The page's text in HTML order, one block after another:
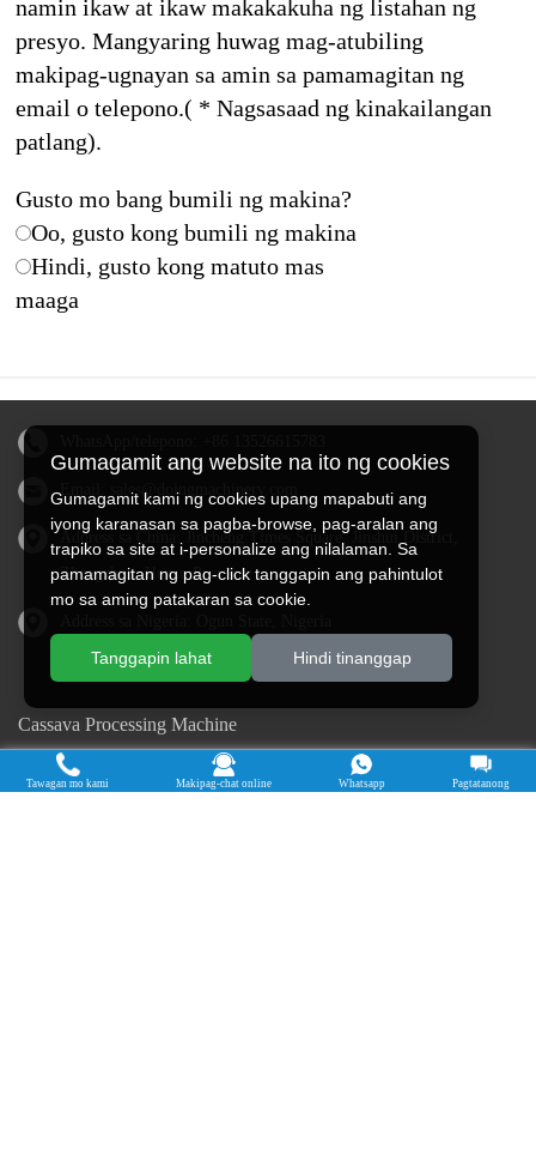
namin ikaw at ikaw makakakuha ng listahan ng
presyo. Mangyaring huwag mag-atubiling
makipag-ugnayan sa amin sa pamamagitan ng
email o telepono.( * Nagsasaad ng kinakailangan
patlang).
Gusto mo bang bumili ng makina?
Oo, gusto kong bumili ng makina
Hindi, gusto kong matuto mas
maaga
Email: sales@doingmachinery.com
Address sa China: Jincheng Times Square, Jinshui District,
Zhengzhou, Henan Province
Cassava Processing Machine
Machine De Traitement Du Manioc
Gumagamit ang website na ito ng cookies
Gumagamit kami ng cookies upang mapabuti ang
iyong karanasan sa pagba-browse, pag-aralan ang
trapiko sa site at i-personalize ang nilalaman. Sa
pamamagitan ng pag-click tanggapin ang pahintulot
mo sa aming patakaran sa cookie.
Tanggapin lahat Hindi tinanggap
Tawagan mo kami Makipag-chat online Whatsapp Pagtatanong